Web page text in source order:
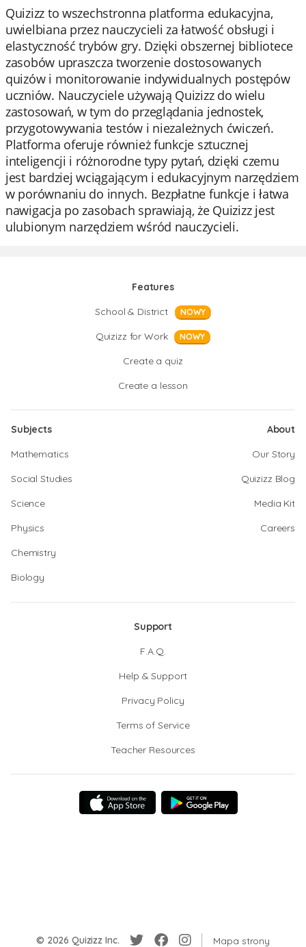
Quizizz to wszechstronna platforma edukacyjna,
uwielbiana przez nauczycieli za łatwość obsługi i
elastyczność trybów gry. Dzięki obszernej bibliotece
zasobów upraszcza tworzenie dostosowanych
quizów i monitorowanie indywidualnych postępów
uczniów. Nauczyciele używają Quizizz do wielu
zastosowań, w tym do przeglądania jednostek,
przygotowywania testów i niezależnych ćwiczeń.
Platforma oferuje również funkcje sztucznej
inteligencji i różnorodne typy pytań, dzięki czemu
jest bardziej wciągającym i edukacyjnym narzędziem
w porównaniu do innych. Bezpłatne funkcje i łatwa
nawigacja po zasobach sprawiają, że Quizizz jest
ulubionym narzędziem wśród nauczycieli.
Features
School & District
NOWY
Quizizz for Work NOWY
Create a quiz
Create a lesson
Subjects
Mathematics
Social Studies
Science
Physics
Chemistry
Biology
About
Our Story
Quizizz Blog
Media Kit
Careers
Support
F.A.Q.
Help & Support
Privacy Policy
Terms of Service
Teacher Resources
© 2026 Quizizz Inc. Mapa strony